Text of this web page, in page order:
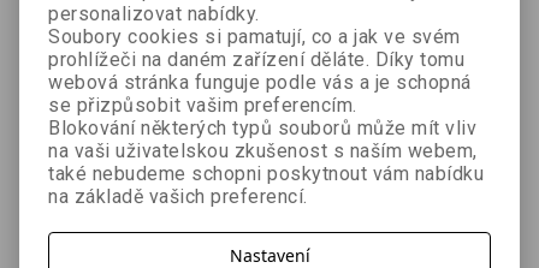
- 60 %
To nejlepší z
- 60 %
Milion sledujících
Brendan Kane
personalizovat nabídky.
Soubory cookies si pamatují, co a jak ve svém
prohlížeči na daném zařízení děláte. Díky tomu
webová stránka funguje podle vás a je schopná
se přizpůsobit vašim preferencím.
Blokování některých typů souborů může mít vliv
na vaši uživatelskou zkušenost s naším webem,
také nebudeme schopni poskytnout vám nabídku
na základě vašich preferencí.
Nastavení